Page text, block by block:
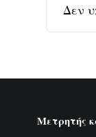
Δεν
Μετρητής